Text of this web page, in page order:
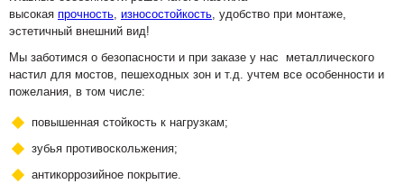
высокая прочность, износостойкость, удобство при монтаже,
эстетичный внешний вид!
Мы заботимся о безопасности и при заказе у нас металлического
настил для мостов, пешеходных зон и т.д. учтем все особенности и
пожелания, в том числе:
повышенная стойкость к нагрузкам;
зубья противоскольжения;
антикоррозийное покрытие.